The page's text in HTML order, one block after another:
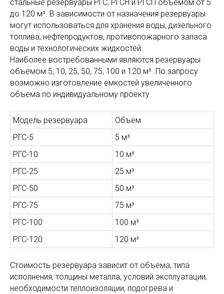
стальные резервуары РГС, РГСН и РГСП объемом от 5
до 120 м³. В зависимости от назначения резервуары
могут использоваться для хранения воды, дизельного
топлива, нефтепродуктов, противопожарного запаса
воды и технологических жидкостей.
Наиболее востребованными являются резервуары
объемом 5, 10, 25, 50, 75, 100 и 120 м³. По запросу
возможно изготовление емкостей увеличенного
объема по индивидуальному проекту.
Модель резервуара
Объем
РГС-5
5 м³
РГС-10
10 м³
РГС-25
25 м³
РГС-50
50 м³
РГС-75
75 м³
РГС-100
100 м³
РГС-120
120 м³
Стоимость резервуара зависит от объема, типа
исполнения, толщины металла, условий эксплуатации,
необходимости теплоизоляции, подогрева и